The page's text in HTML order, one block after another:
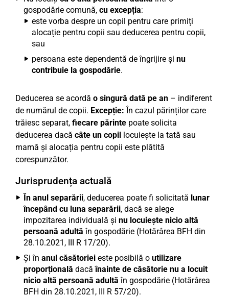
gospodărie comună, cu excepția:
este vorba despre un copil pentru care primiți
alocație pentru copii sau deducerea pentru copii,
sau
persoana este dependentă de îngrijire și nu
contribuie la gospodărie.
Deducerea se acordă o singură dată pe an – indiferent
de numărul de copii. Excepție: În cazul părinților care
trăiesc separat, fiecare părinte poate solicita
deducerea dacă câte un copil locuiește la tată sau
mamă și alocația pentru copii este plătită
corespunzător.
Jurisprudența actuală
În anul separării, deducerea poate fi solicitată lunar
începând cu luna separării, dacă se alege
impozitarea individuală și nu locuiește nicio altă
persoană adultă în gospodărie (Hotărârea BFH din
28.10.2021, III R 17/20).
Și în anul căsătoriei este posibilă o utilizare
proporțională dacăînainte de căsătorie nu a locuit
nicio altă persoană adultă în gospodărie (Hotărârea
BFH din 28.10.2021, III R 57/20).